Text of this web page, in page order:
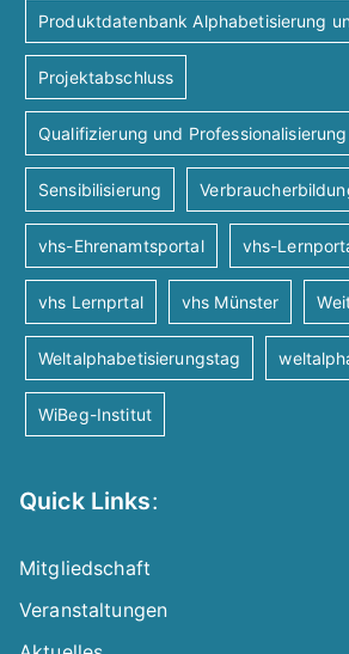
Produktdatenbank Alphabetisierung
Projektabschluss
Qualifizierung und Professionalisierung
Sensibilisierung
vhs-Ehrenamtsportal vhs-
vhs Lernprtal vhs Münster
Weltalphabetisierungstag
WiBeg-Institut
Quick Links:
Mitgliedschaft
Veranstaltungen